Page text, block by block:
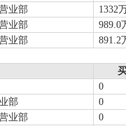
业部
1332
业部
989.0
业部
891.2
0
部
0
业部
0